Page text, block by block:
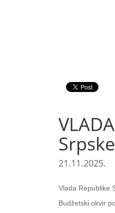
21.11.2025.
Vlada Republike
Budžetski okvir